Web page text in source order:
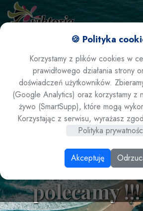
🍪 Polityka
Korzystamy z plików cookies w
prawidłowego działania strony
doświadczeń użytkowników.
(Google Analytics) oraz korzystamy z
żywo (SmartSupp), które mogą
Korzystając z serwisu, wyrażasz
Polityka
Akceptuję
Egipst /
hotel Royal
beach
polecamy